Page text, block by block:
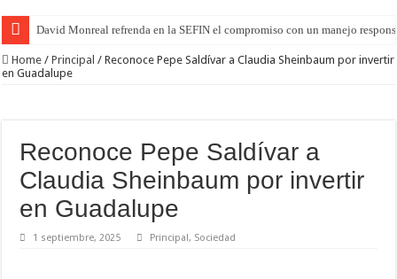
David Monreal refrenda en la SEFIN el compromiso con un manejo
Home / Principal / Reconoce Pepe Saldívar a Claudia Sheinbaum por invertir
en Guadalupe
Reconoce Pepe Saldívar a
Claudia Sheinbaum por invertir
en Guadalupe
1 septiembre, 2025 Principal, Sociedad